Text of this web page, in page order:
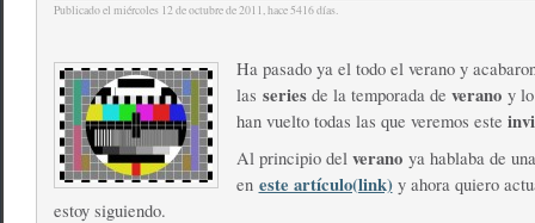
Publicado el miércoles 12 de octubre de 2011, hace 5416 días.
Ha pasado ya el todo el verano y
las seriesde la temporada de veranoy lo
han vuelto todas las que veremos este
Al principio del verano ya hablaba de
en este artículo(link)y ahora quiero
estoy siguiendo.